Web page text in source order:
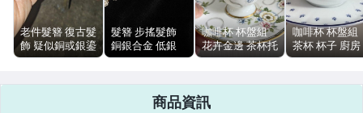
運動、戶外與休閒
老件髮簪 復古髮
飾 疑似銅或銀鎏
金 金屬器具 陳
髮簪 步搖髮飾
銅銀合金 低銀
日回 輕微使用痕
咖啡杯 杯盤組
花卉金邊 茶杯托
盤 下午茶餐具
咖啡杯 杯盤組
茶杯 杯子 廚房
餐具 居家餐具
商品資訊